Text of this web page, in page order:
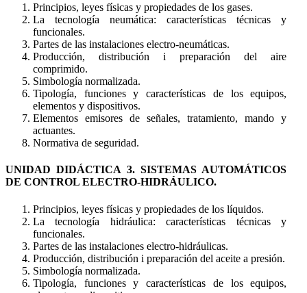
Principios, leyes físicas y propiedades de los gases.
La tecnología neumática: características técnicas y
funcionales.
Partes de las instalaciones electro-neumáticas.
Producción, distribución i preparación del aire
comprimido.
Simbología normalizada.
Tipología, funciones y características de los equipos,
elementos y dispositivos.
Elementos emisores de señales, tratamiento, mando y
actuantes.
Normativa de seguridad.
UNIDAD DIDÁCTICA 3. SISTEMAS AUTOMÁTICOS
DE CONTROL ELECTRO-HIDRÁULICO.
Principios, leyes físicas y propiedades de los líquidos.
La tecnología hidráulica: características técnicas y
funcionales.
Partes de las instalaciones electro-hidráulicas.
Producción, distribución i preparación del aceite a presión.
Simbología normalizada.
Tipología, funciones y características de los equipos,